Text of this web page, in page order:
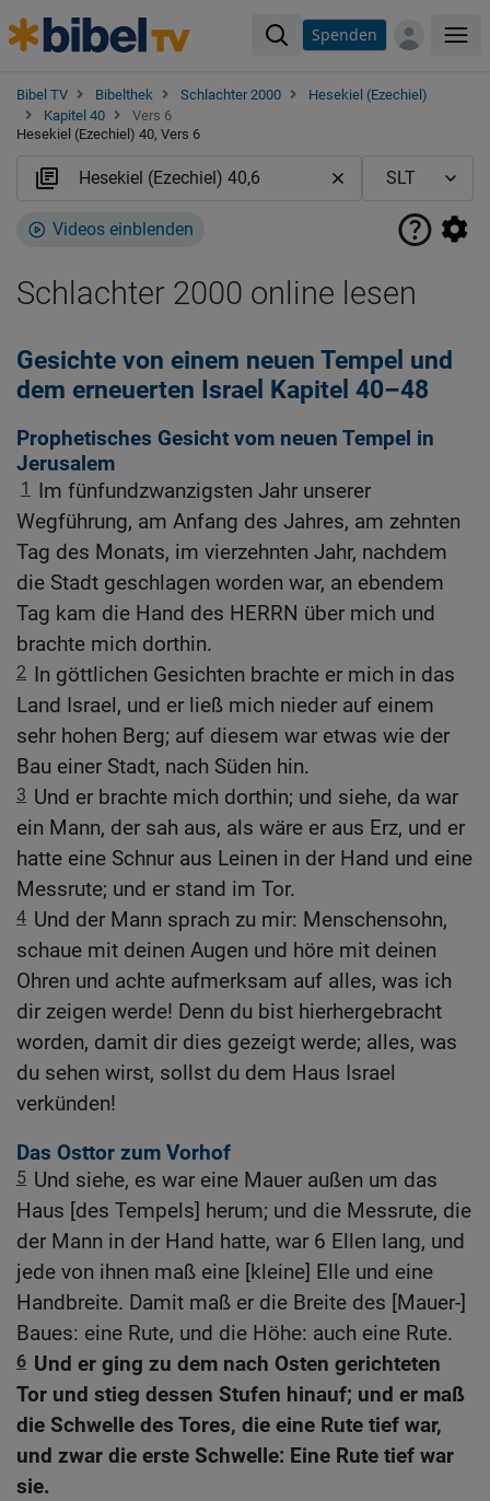
Spenden
Bibel TV Bibelthek Schlachter 2000
Hesekiel (Ezechiel)
Kapitel 40
Vers 6
Hesekiel (Ezechiel) 40, Vers 6
Videos einblenden
Schlachter 2000 online lesen
Gesichte von einem neuen Tempel und
dem erneuerten Israel Kapitel 40–48
Prophetisches Gesicht vom neuen Tempel in
Jerusalem
1
Im fünfundzwanzigsten Jahr unserer
Wegführung, am Anfang des Jahres, am zehnten
Tag des Monats, im vierzehnten Jahr, nachdem
die Stadt geschlagen worden war, an ebendem
Tag kam die Hand des HERRN über mich und
brachte mich dorthin.
2 In göttlichen Gesichten brachte er mich in das
Land Israel, und er ließ mich nieder auf einem
sehr hohen Berg; auf diesem war etwas wie der
Bau einer Stadt, nach Süden hin.
3 Und er brachte mich dorthin; und siehe, da war
ein Mann, der sah aus, als wäre er aus Erz, und er
hatte eine Schnur aus Leinen in der Hand und eine
Messrute; und er stand im Tor.
4 Und der Mann sprach zu mir: Menschensohn,
schaue mit deinen Augen und höre mit deinen
Ohren und achte aufmerksam auf alles, was ich
dir zeigen werde! Denn du bist hierhergebracht
worden, damit dir dies gezeigt werde; alles, was
du sehen wirst, sollst du dem Haus Israel
verkünden!
Das Osttor zum Vorhof
5 Und siehe, es war eine Mauer außen um das
Haus [des Tempels] herum; und die Messrute, die
der Mann in der Hand hatte, war 6 Ellen lang, und
jede von ihnen maß eine [kleine] Elle und eine
Handbreite. Damit maß er die Breite des [Mauer-]
Baues: eine Rute, und die Höhe: auch eine Rute.
6 Und er ging zu dem nach Osten gerichteten
Tor und stieg dessen Stufen hinauf; und er maß
die Schwelle des Tores, die eine Rute tief war,
und zwar die erste Schwelle: Eine Rute tief war
sie.